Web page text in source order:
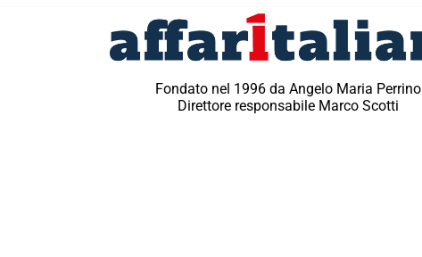
Fondato nel 1996 da Angelo Maria Perrino
Direttore responsabile Marco Scotti